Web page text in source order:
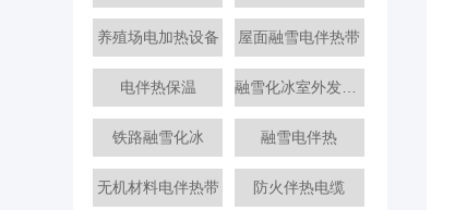
养殖场电加热设备 屋面融雪电伴热带
电伴热保温 融雪化冰室外发热电缆
铁路融雪化冰 融雪电伴热
无机材料电伴热带 防火伴热电缆